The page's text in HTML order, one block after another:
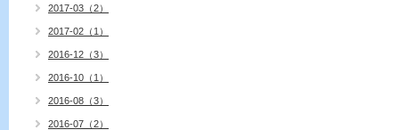
2017-03（2）
2017-02（1）
2016-12（3）
2016-10（1）
2016-08（3）
2016-07（2）